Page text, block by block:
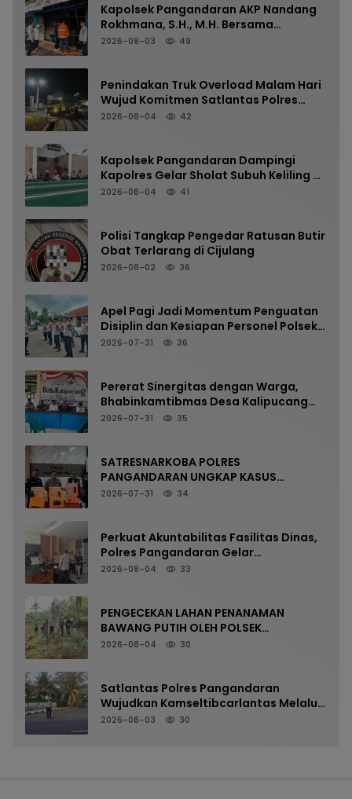
Kapolsek Pangandaran AKP Nandang
Rokhmana, S.H., M.H. Bersama
Anggota Cek TKP Kebakaran Ruko
2026-08-03 49
Penindakan Truk Overload Malam Hari
Wujud Komitmen Satlantas Polres
Pangandaran Menjaga Keselamatan
2026-08-04 42
Kapolsek Pangandaran Dampingi
Kapolres Gelar Sholat Subuh Keliling di
Masjid Jami Al-Furqon, Pererat
2026-08-04 41
Polisi Tangkap Pengedar Ratusan Butir
Obat Terlarang di Cijulang
2026-08-02 36
Apel Pagi Jadi Momentum Penguatan
Disiplin dan Kesiapan Personel Polsek
Kalipucang
2026-07-31 36
Pererat Sinergitas dengan Warga,
Bhabinkamtibmas Desa Kalipucang
Ikuti Rangkaian Milangkala Desa ke-
2026-07-31 35
SATRESNARKOBA POLRES
PANGANDARAN UNGKAP KASUS
NARKOTIKA MELALUI PRESS RELEASE
2026-07-31 34
Perkuat Akuntabilitas Fasilitas Dinas,
Polres Pangandaran Gelar
Pemeriksaan Senpi Berkala
2026-08-04 33
PENGECEKAN LAHAN PENANAMAN
BAWANG PUTIH OLEH POLSEK
LANGKAPLANCAR DUKUNG PROGRAM
2026-08-04 30
Satlantas Polres Pangandaran
Wujudkan Kamseltibcarlantas Melalui
Pelayanan Arus Pagi
2026-08-03 30